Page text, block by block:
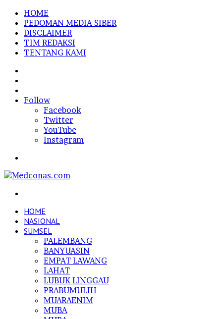
HOME
PEDOMAN MEDIA SIBER
DISCLAIMER
TIM REDAKSI
TENTANG KAMI
In
Follow
Facebook
Twitter
YouTube
Instagram
HOME
NASIONAL
SUMSEL
PALEMBANG
BANYUASIN
EMPAT LAWANG
LAHAT
LUBUK LINGGAU
PRABUMULIH
MUARAENIM
MUBA